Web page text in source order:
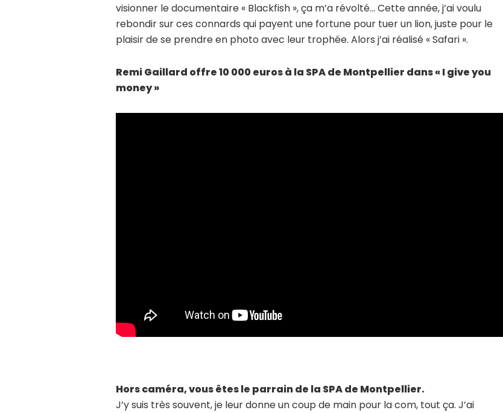
visionner le documentaire « Blackfish », ça m’a révolté… Cette année, j’ai voulu
rebondir sur ces connards qui payent une fortune pour tuer un lion, juste pour le
plaisir de se prendre en photo avec leur trophée. Alors j’ai réalisé « Safari ».
Remi Gaillard offre 10 000 euros à la SPA de Montpellier dans « I give you
money »
Hors caméra, vous êtes le parrain de la SPA de Montpellier.
J’y suis très souvent, je leur donne un coup de main pour la com, tout ça. J’ai